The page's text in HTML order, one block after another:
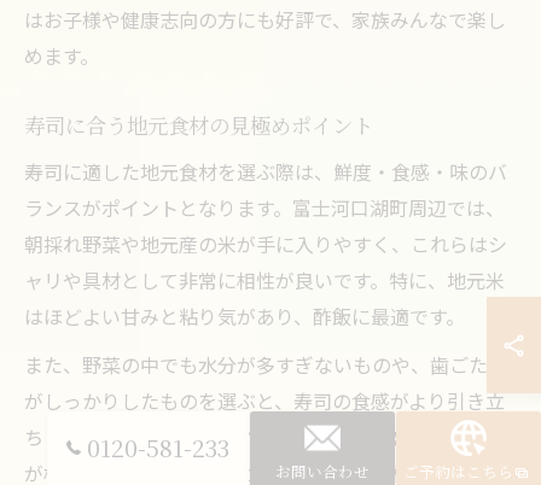
はお子様や健康志向の方にも好評で、家族みんなで楽し
めます。
寿司に合う地元食材の見極めポイント
寿司に適した地元食材を選ぶ際は、鮮度・食感・味のバ
ランスがポイントとなります。富士河口湖町周辺では、
朝採れ野菜や地元産の米が手に入りやすく、これらはシ
ャリや具材として非常に相性が良いです。特に、地元米
はほどよい甘みと粘り気があり、酢飯に最適です。
また、野菜の中でも水分が多すぎないものや、歯ごたえ
がしっかりしたものを選ぶと、寿司の食感がより引き立
ちます。実際に地元の方からは「旬の野菜を使うと寿司
が格段に美味しくなる」との声も多く、素材選びが寿司
0120-581-233
お問い合わせ ご予約はこちら